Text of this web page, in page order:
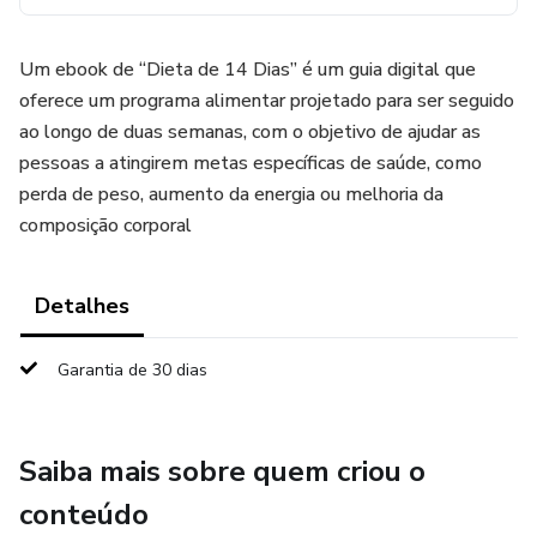
Um ebook de “Dieta de 14 Dias” é um guia digital que
oferece um programa alimentar projetado para ser seguido
ao longo de duas semanas, com o objetivo de ajudar as
pessoas a atingirem metas específicas de saúde, como
perda de peso, aumento da energia ou melhoria da
composição corporal
Detalhes
Garantia de 30 dias
Saiba mais sobre quem criou o
conteúdo